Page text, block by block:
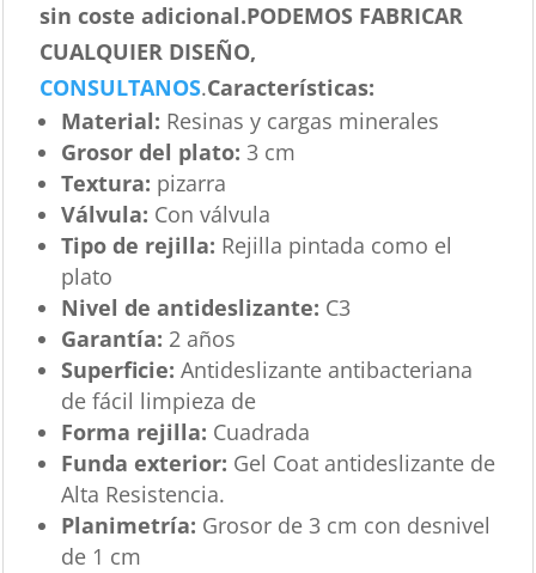
sin coste adicional.PODEMOS FABRICAR
CUALQUIER DISEÑO,
CONSULTANOS.Características:
Material: Resinas y cargas minerales
Grosor del plato: 3 cm
Textura: pizarra
Válvula: Con válvula
Tipo de rejilla: Rejilla pintada como el
plato
Nivel de antideslizante: C3
Garantía: 2 años
Superficie: Antideslizante antibacteriana
de fácil limpieza de
Forma rejilla: Cuadrada
Funda exterior: Gel Coat antideslizante de
Alta Resistencia.
Planimetría: Grosor de 3 cm con desnivel
de 1 cm